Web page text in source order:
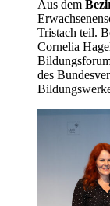
Aus dem
Tristach teil.
Cornelia
des